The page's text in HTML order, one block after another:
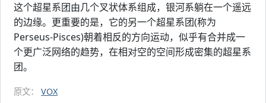
这个超星系团由几个叉状体系组成，银河系躺在一个遥远
的边缘。更重要的是，它的另一个超星系团(称为
Perseus-Pisces)朝着相反的方向运动，似乎有合并成一
个更广泛网络的趋势，在相对空的空间形成密集的超星系
团。
原文： VOX